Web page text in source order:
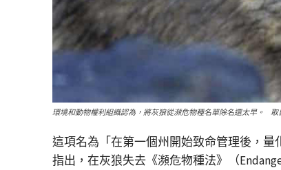
環境和動物權利組織認為，將灰狼從瀕危物種名單除名還太早。 取
這項名為「在第一個州開始致命管理後，量
指出，在灰狼失去《瀕危物種法》（